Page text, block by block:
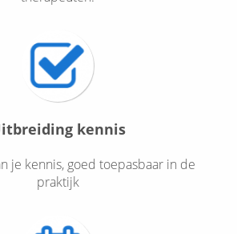
kennis
je kennis, goed toepasbaar in de
praktijk